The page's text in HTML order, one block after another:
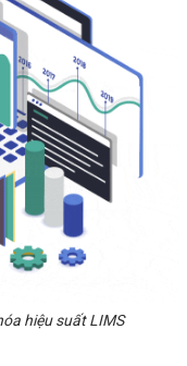
hiệu suất LIMS